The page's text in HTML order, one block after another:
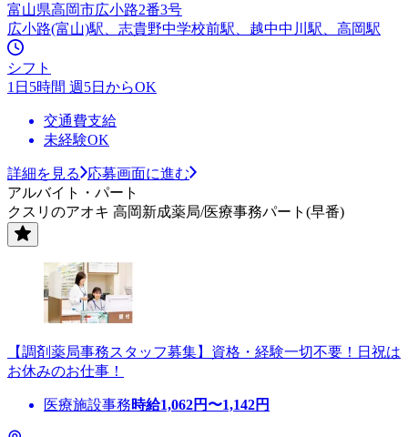
富山県高岡市広小路2番3号
広小路(富山)駅、志貴野中学校前駅、越中中川駅、高岡駅
シフト
1日5時間 週5日からOK
交通費支給
未経験OK
詳細を見る
応募画面に進む
アルバイト・パート
クスリのアオキ 高岡新成薬局/医療事務パート(早番)
【調剤薬局事務スタッフ募集】資格・経験一切不要！日祝は
お休みのお仕事！
医療施設事務時給1,062円〜1,142円